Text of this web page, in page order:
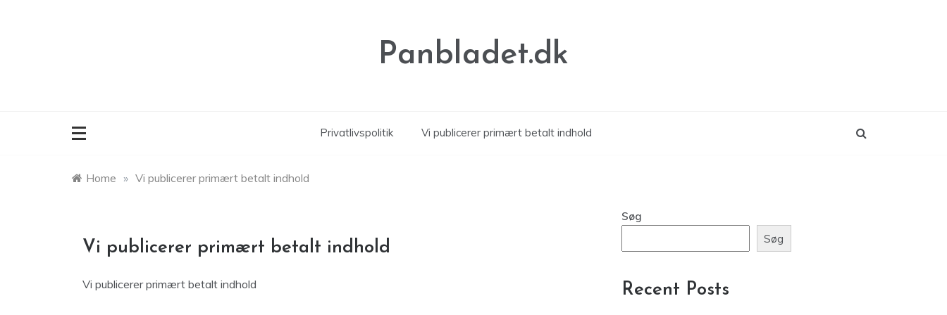
Panbladet.dk
Privatlivspolitik Vi publicerer primært betalt indhold
Home » Vi publicerer primært betalt indhold
Vi publicerer primært betalt indhold
Vi publicerer primært betalt indhold
Søg
Søg
Recent Posts